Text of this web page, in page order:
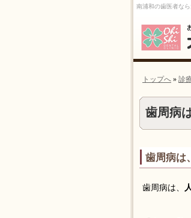
歯周病
南浦和の歯医者な
トップへ » 診
歯周病は
歯周病は、